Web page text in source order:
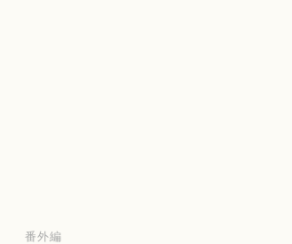
番外編